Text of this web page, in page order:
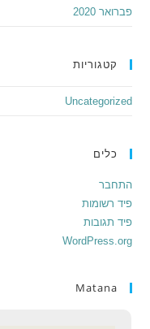
פברואר 2020
קטגוריות
Uncategorized
כלים
התחבר
פיד רשומות
פיד תגובות
WordPress.org
Matana